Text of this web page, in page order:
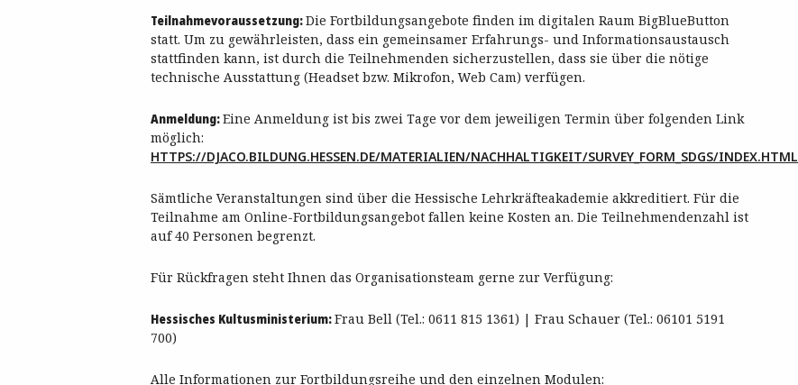
Teilnahmevoraussetzung:Die Fortbildungsangebote finden im digitalen Raum BigBlueButton
statt. Um zu gewährleisten, dass ein gemeinsamer Erfahrungs- und Informationsaustausch
stattfinden kann, ist durch die Teilnehmenden sicherzustellen, dass sie über die nötige
technische Ausstattung (Headset bzw. Mikrofon, Web Cam) verfügen.
Anmeldung:Eine Anmeldung ist bis zwei Tage vor dem jeweiligen Termin über folgenden Link
möglich:
HTTPS://DJACO.BILDUNG.HESSEN.DE/MATERIALIEN/NACHHALTIGKEIT/SURVEY_FORM_SDGS/INDEX.HTML
Sämtliche Veranstaltungen sind über die Hessische Lehrkräfteakademie akkreditiert. Für die
Teilnahme am Online-Fortbildungsangebot fallen keine Kosten an. Die Teilnehmendenzahl ist
auf 40 Personen begrenzt.
Für Rückfragen steht Ihnen das Organisationsteam gerne zur Verfügung:
Hessisches Kultusministerium:Frau Bell (Tel.: 0611 815 1361) | Frau Schauer (Tel.: 06101 5191
700)
Alle Informationen zur Fortbildungsreihe und den einzelnen Modulen: